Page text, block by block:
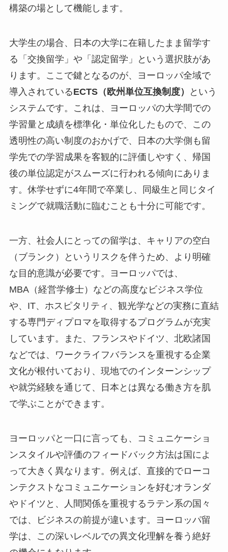
構築の場として機能します。
大学生の場合、日本の大学に在籍したまま留学す
る「交換留学」や「認定留学」という選択肢があ
ります。ここで鍵となるのが、ヨーロッパ全域で
導入されているECTS（欧州単位互換制度）
という
システムです。これは、ヨーロッパの大学間での
学習量と成績を標準化・単位化したもので、この
透明性の高い制度のおかげで、日本の大学側も留
学先での学習成果を客観的に評価しやすく、帰国
後の単位認定がスムーズに行われる傾向にありま
す。休学せずに4年間で卒業し、同級生と同じタイ
ミングで就職活動に臨むことも十分に可能です。
一方、社会人にとっての留学は、キャリアの空白
（ブランク）というリスクを伴うため、より明確
な目的意識が必要です。ヨーロッパでは、
MBA（経営学修士）などの高度なビジネス学位
や、IT、ホスピタリティ、観光学などの実務に直結
する専門ディプロマを取得するプログラムが充実
しています。また、フランスやドイツ、北欧諸国
などでは、ワークライフバランスを重視する企業
文化が根付いており、現地でのインターンシップ
や就労経験を通じて、日本とは異なる働き方を肌
で学ぶことができます。
ヨーロッパと一口に言っても、コミュニケーショ
ンスタイルや評価のフィードバック方法は国によ
って大きく異なります。例えば、直接的でローコ
ンテクストなコミュニケーションを好むオランダ
やドイツと、人間関係を重視するラテン系の国々
では、ビジネスの前提が違います。ヨーロッパ留
学は、この深いレベルでの異文化理解を養う絶好